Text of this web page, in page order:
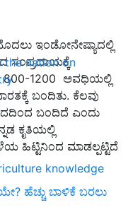
the nation on
knowledge
ಇಂಡೋನೇಷ್ಯಾದಲ್ಲಿ
ಸಂಪ್ರದಾಯಕ್ಕೆ
800-1200 ಅವಧಿಯಲ್ಲಿ
ಬಂದಿತು. ಕೆಲವು
ಬಂದಿದೆ ಎಂದು
ಕೃತಿಯಲ್ಲಿ
ಹಿಟ್ಟಿನಿಂದ ಮಾಡಲ್ಪಟ್ಟಿದೆ
ಹೆಚ್ಚು ಬಾಳಿಕೆ ಬರಲು